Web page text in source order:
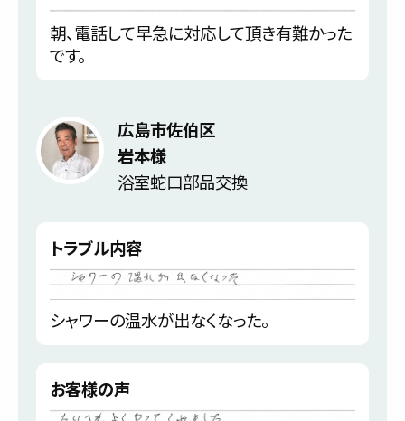
朝、電話して早急に対応して頂き有難かった
です。
広島市佐伯区
岩本様
浴室蛇口部品交換
トラブル内容
シャワーの温水が出なくなった。
お客様の声